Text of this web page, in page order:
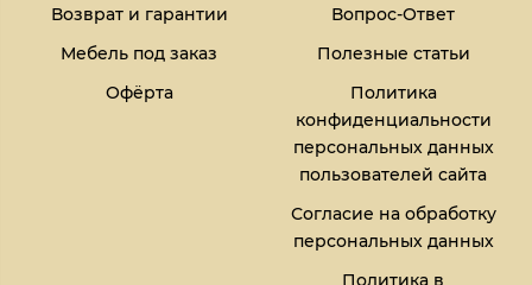
Возврат и гарантии
Мебель под заказ
Офёрта
Вопрос-Ответ
Полезные статьи
Политика
конфиденциальности
персональных данных
пользователей сайта
Согласие на обработку
персональных данных